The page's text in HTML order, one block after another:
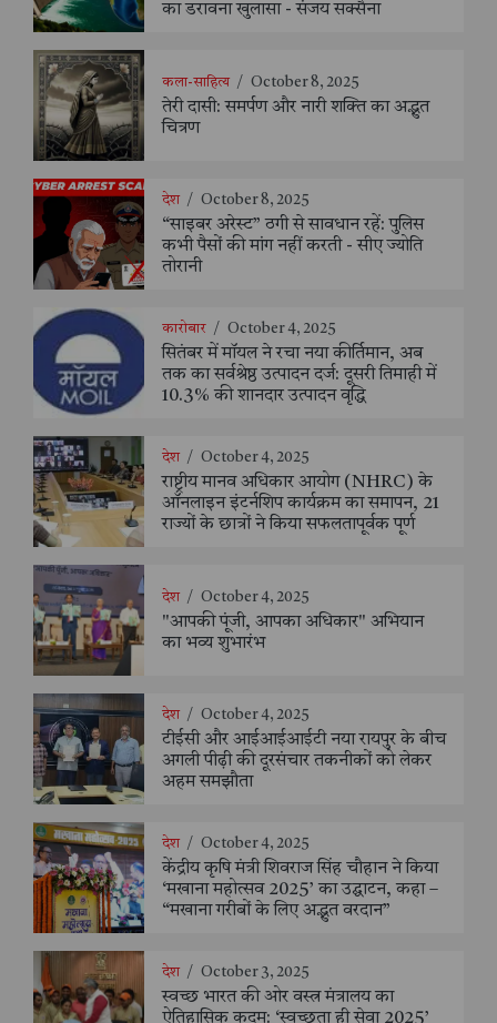
का डरावना खुलासा - संजय सक्सैना
कला-साहित्य / October 8, 2025
तेरी दासी: समर्पण और नारी शक्ति का अद्भुत
चित्रण
देश / October 8, 2025
“साइबर अरेस्ट” ठगी से सावधान रहें: पुलिस
कभी पैसों की मांग नहीं करती - सीए ज्योति
तोरानी
कारोबार / October 4, 2025
सितंबर में मॉयल ने रचा नया कीर्तिमान, अब
तक का सर्वश्रेष्ठ उत्पादन दर्ज: दूसरी तिमाही में
10.3% की शानदार उत्पादन वृद्धि
देश / October 4, 2025
राष्ट्रीय मानव अधिकार आयोग (NHRC) के
ऑनलाइन इंटर्नशिप कार्यक्रम का समापन, 21
राज्यों के छात्रों ने किया सफलतापूर्वक पूर्ण
देश / October 4, 2025
"आपकी पूंजी, आपका अधिकार" अभियान
का भव्य शुभारंभ
देश / October 4, 2025
टीईसी और आईआईआईटी नया रायपुर के बीच
अगली पीढ़ी की दूरसंचार तकनीकों को लेकर
अहम समझौता
देश / October 4, 2025
केंद्रीय कृषि मंत्री शिवराज सिंह चौहान ने किया
‘मखाना महोत्सव 2025’ का उद्घाटन, कहा –
“मखाना गरीबों के लिए अद्भुत वरदान”
देश / October 3, 2025
स्वच्छ भारत की ओर वस्त्र मंत्रालय का
ऐतिहासिक कदम: ‘स्वच्छता ही सेवा 2025’